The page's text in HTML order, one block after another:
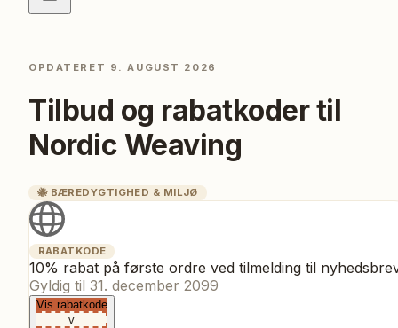
OPDATERET 9. AUGUST 2026
Tilbud og rabatkoder til
Nordic Weaving
🐝 BÆREDYGTIGHED & MILJØ
RABATKODE
10% rabat på første ordre ved tilmelding til
Gyldig til 31. december 2099
Vis rabatkode
v